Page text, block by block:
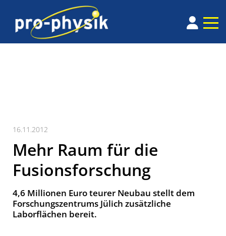
16.11.2012
Mehr Raum für die
Fusionsforschung
4,6 Millionen Euro teurer Neubau stellt dem
Forschungszentrums Jülich zusätzliche
Laborflächen bereit.